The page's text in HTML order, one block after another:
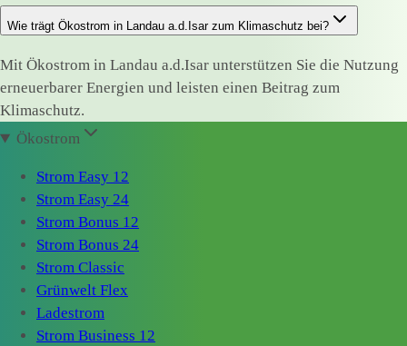
Wie trägt Ökostrom in Landau a.d.Isar zum Klimaschutz bei?
Mit Ökostrom in Landau a.d.Isar unterstützen Sie die Nutzung
erneuerbarer Energien und leisten einen Beitrag zum
Klimaschutz.
Ökostrom
Strom Easy 12
Strom Easy 24
Strom Bonus 12
Strom Bonus 24
Strom Classic
Grünwelt Flex
Ladestrom
Strom Business 12